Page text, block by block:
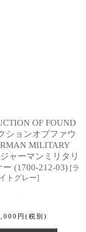
OF FOUND
ションオブファウ
MILITARY
ャーマンミリタリ
ー (1700-212-03) [ラ
イトグレー]
円 (税別)